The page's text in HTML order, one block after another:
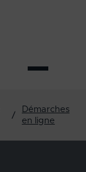
/
Démarches
en ligne